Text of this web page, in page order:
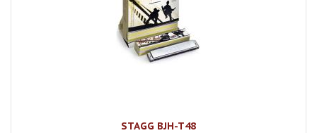
STAGG BJH-T48